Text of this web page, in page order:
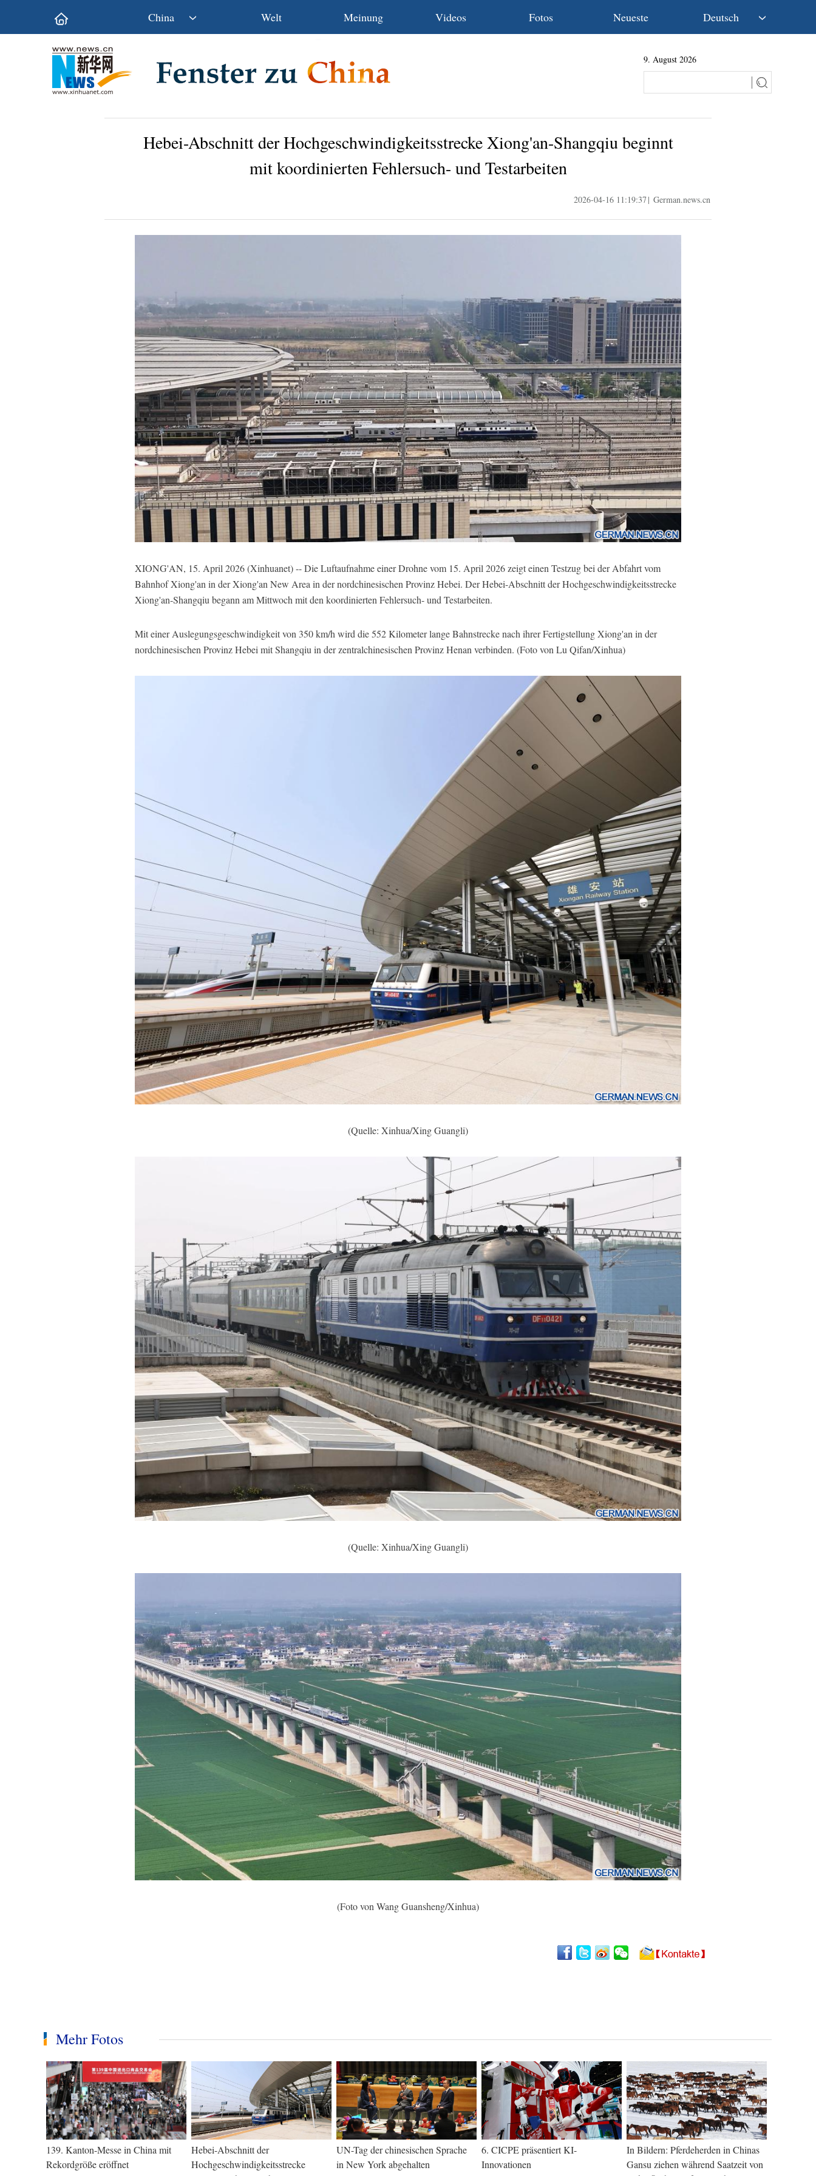
China
Wirtschaft
Kultur&Reise
Welt Meinung Videos Fotos Neueste Deutsch
Français
9. August 2026
Hebei-Abschnitt der Hochgeschwindigkeitsstrecke Xiong'an-Shangqiu beginnt
mit koordinierten Fehlersuch- und Testarbeiten
2026-04-16 11:19:37| German.news.cn
XIONG'AN, 15. April 2026 (Xinhuanet) -- Die Luftaufnahme einer Drohne vom 15. April 2026 zeigt einen Testzug bei der Abfahrt vom
Bahnhof Xiong'an in der Xiong'an New Area in der nordchinesischen Provinz Hebei. Der Hebei-Abschnitt der Hochgeschwindigkeitsstrecke
Xiong'an-Shangqiu begann am Mittwoch mit den koordinierten Fehlersuch- und Testarbeiten.
Mit einer Auslegungsgeschwindigkeit von 350 km/h wird die 552 Kilometer lange Bahnstrecke nach ihrer Fertigstellung Xiong'an in der
nordchinesischen Provinz Hebei mit Shangqiu in der zentralchinesischen Provinz Henan verbinden. (Foto von Lu Qifan/Xinhua)
(Quelle: Xinhua/Xing Guangli)
(Quelle: Xinhua/Xing Guangli)
(Foto von Wang Guansheng/Xinhua)
Mehr Fotos
139. Kanton-Messe in China mit
Rekordgröße eröffnet
Hebei-Abschnitt der
Hochgeschwindigkeitsstrecke
UN-Tag der chinesischen Sprache
in New York abgehalten
6. CICPE präsentiert KI-
Innovationen
In Bildern: Pferdeherden in Chinas
Gansu ziehen während Saatzeit von